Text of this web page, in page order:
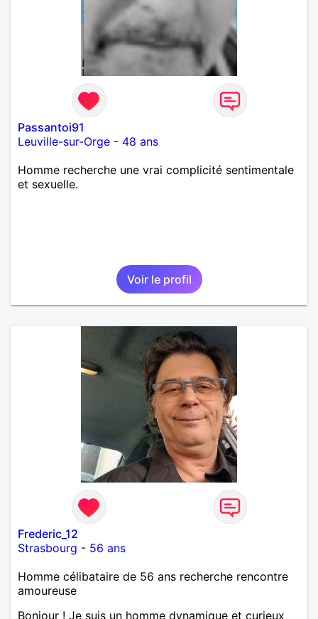
Passantoi91
Leuville-sur-Orge - 48 ans
Homme recherche une vrai complicité sentimentale
et sexuelle.
Voir le profil
Frederic_12
Strasbourg - 56 ans
Homme célibataire de 56 ans recherche rencontre
amoureuse
Bonjour ! Je suis un homme dynamique et curieux